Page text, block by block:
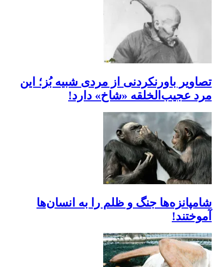
تصاویر باورنکردنی از مردی شبیه بُز؛ این
مرد عجیب‌الخلقه «شاخ» دارد!
شامپانزه‌ها جنگ و ظلم را به انسان‌ها
آموختند!